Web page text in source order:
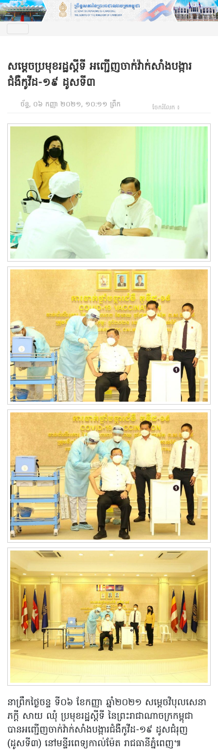
សម្តេចប្រមុខរដ្ឋស្តីទី អញ្ជើញចាក់វ៉ាក់សាំងបង្ការ
ជំងឺកូវីដ-១៩ ដូសទី៣
ច័ន្ទ, ០៦ កញ្ញា ២០២១, ១០:១១ ព្រឹក ចែករំលែក ៖
នាព្រឹកថ្ងៃចន្ទ ទី០៦ ខែកញ្ញា ឆ្នាំ២០២១ សម្តេចវិបុលសេនា
ភក្តី សាយ ឈុំ ប្រមុខរដ្ឋស្តីទី នៃព្រះរាជាណាចក្រកម្ពុជា
បានអញ្ជើញចាក់វ៉ាក់សាំងបង្ការជំងឺកូវីដ-១៩ ដូសជំរុញ
(ដូសទី៣) នៅមន្ទីរពេទ្យកាល់ម៉ែត រាជធានីភ្នំពេញ៕